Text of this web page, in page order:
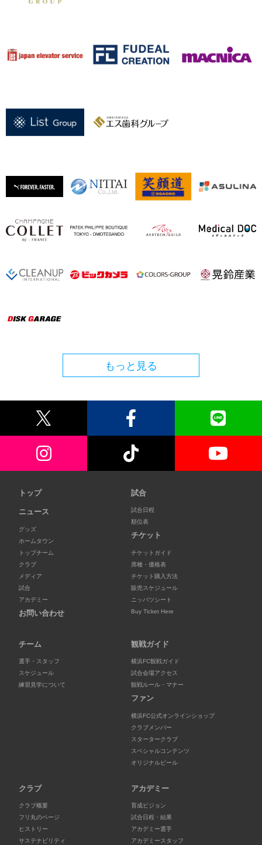
もっと見る
トップ
ニュース
グッズ
ホームタウン
トップチーム
クラブ
メディア
試合
アカデミー
お問い合わせ
試合
試合日程
順位表
チケット
チケットガイド
席種・価格表
チケット購入方法
販売スケジュール
ニッパツシート
Buy Ticket Here
チーム
選手・スタッフ
スケジュール
練習見学について
観戦ガイド
横浜FC観戦ガイド
試合会場アクセス
観戦ルール・マナー
ファン
横浜FC公式オンラインショップ
クラブメンバー
スタータークラブ
スペシャルコンテンツ
オリジナルビール
クラブ
クラブ概要
フリ丸のページ
ヒストリー
サステナビリティ
アカデミー
育成ビジョン
試合日程・結果
アカデミー選手
アカデミースタッフ